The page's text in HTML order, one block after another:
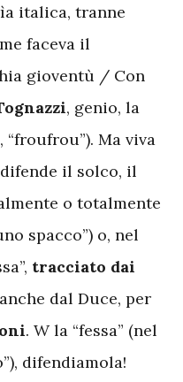
italica, tranne
faceva il
gioventù / Con
, genio, la
“froufrou”). Ma viva
il solco, il
o totalmente
spacco”) o, nel
tracciato dai
dal Duce, per
. W la “fessa” (nel
difendiamola!